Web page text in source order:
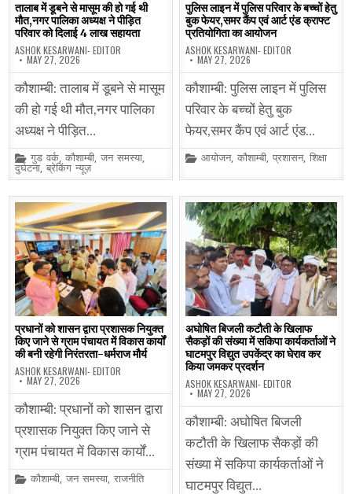
तालाब में डूबने से मासूम की हो गई थी
मौत,नगर पालिका अध्यक्ष ने पीड़ित
परिवार को दिलाई 4 लाख सहायता
ASHOK KESARWANI- EDITOR
MAY 27, 2026
कौशाम्बी: तालाब में डूबने से मासूम
की हो गई थी मौत,नगर पालिका
अध्यक्ष ने पीड़ित…
Posted
in
गुड वर्क,कौशाम्बी,जन समस्या,
दुर्घटना,ब्रेकिंग न्यूज़
पुलिस लाइन में पुलिस परिवार के बच्चों हेतु
बुक फेयर,समर कैंप एवं आर्ट एंड क्राफ्ट
प्रतियोगिता का आयोजन
ASHOK KESARWANI- EDITOR
MAY 27, 2026
कौशाम्बी: पुलिस लाइन में पुलिस
परिवार के बच्चों हेतु बुक
फेयर,समर कैंप एवं आर्ट एंड…
Posted
आयोजन,कौशाम्बी,प्रशासन,शिक्षा
प्रधानों को शासन द्वारा प्रशासक नियुक्त
किए जाने से ग्राम पंचायत में विकास कार्यों
की बनी रहेगी निरंतरता-धर्मराज मौर्य
ASHOK KESARWANI- EDITOR
MAY 27, 2026
कौशाम्बी: प्रधानों को शासन द्वारा
प्रशासक नियुक्त किए जाने से
ग्राम पंचायत में विकास कार्यों…
Posted
कौशाम्बी,जन समस्या,राजनीति
अघोषित बिजली कटौती के खिलाफ
सैकड़ों की संख्या में सकिपा कार्यकर्ताओं ने
घाटमपुर विद्युत उपकेंद्र का घेराव कर
किया जमकर प्रदर्शन
ASHOK KESARWANI- EDITOR
MAY 27, 2026
कौशाम्बी: अघोषित बिजली
कटौती के खिलाफ सैकड़ों की
संख्या में सकिपा कार्यकर्ताओं ने
घाटमपुर विद्युत…